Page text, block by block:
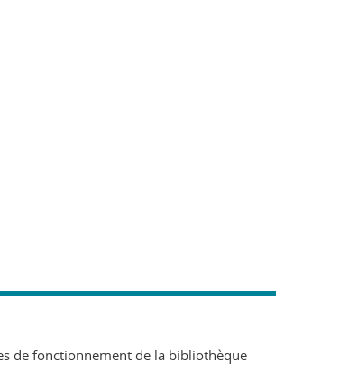
de fonctionnement de la bibliothèque